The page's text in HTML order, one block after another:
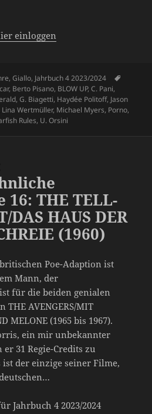
einloggen
,Giallo, Jahrbuch 4 2023/2024
, Berto Pisano, BLOW UP,C. Pani,
,G. Biagetti, Haydée Politoff, Jason
Lina Wertmüller, Michael Myers, Porno,
Rules, U. Orsini
THE TELL-
DAS HAUS DER
(1960)
Poe-Adaption ist
Mann, der
für die beiden genialen
THE AVENGERS/MIT
MELONE (1965 bis 1967).
ein mir unbekannter
31 Regie-Credits zu
der einzige seiner Filme,
Jahrbuch 4 2023/2024